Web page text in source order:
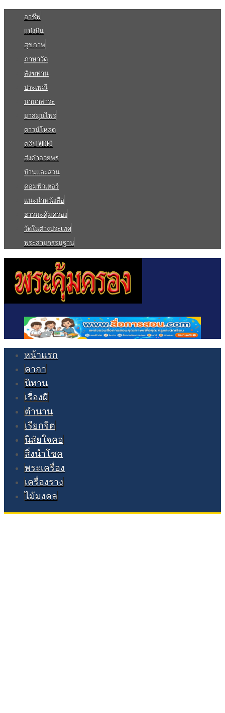
อาชีพ
แบ่งปัน
สุขภาพ
ภาษาวัด
สังฆทาน
ประเพณี
นานาสาระ
ยาสมุนไพร
ดาวน์โหลด
คลิป VIDEO
ส่งคำอวยพร
บ้านและสวน
คอมพิวเตอร์
แนะนำหนังสือ
ธรรมะคุ้มครอง
วัดในต่างประเทศ
พระสายกรรมฐาน
หน้าแรก
คาถา
นิทาน
เรื่องผี
ตำนาน
เรียกจิต
นิสัยใจคอ
สิ่งนำโชค
พระเครื่อง
เครื่องราง
ไม้มงคล